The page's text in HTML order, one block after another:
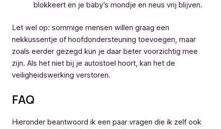
blokkeert en je baby’s mondje en neus vrij blijven.
Let wel op: sommige mensen willen graag een
nekkussentje of hoofdondersteuning toevoegen, maar
zoals eerder gezegd kun je daar beter voorzichtig mee
zijn. Als het niet bij je autostoel hoort, kan het de
veiligheidswerking verstoren.
FAQ
Hieronder beantwoord ik een paar vragen die ik zelf ook